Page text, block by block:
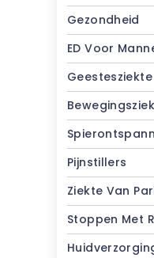
Gezondheid
ED Voor
Geestesziekte
Pijnstillers
Ziekte Van
Stoppen Met